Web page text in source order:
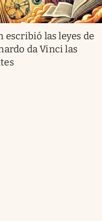
escribió las leyes de
da Vinci las